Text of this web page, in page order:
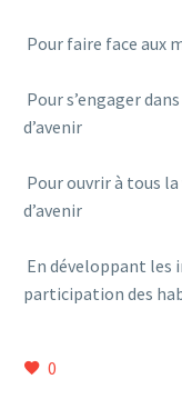
Pour faire face aux
Pour s’engager
d’avenir
Pour ouvrir à tous
d’avenir
En développant les
participation des
0